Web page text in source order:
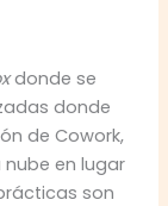
donde se
donde
de Cowork,
en lugar
son